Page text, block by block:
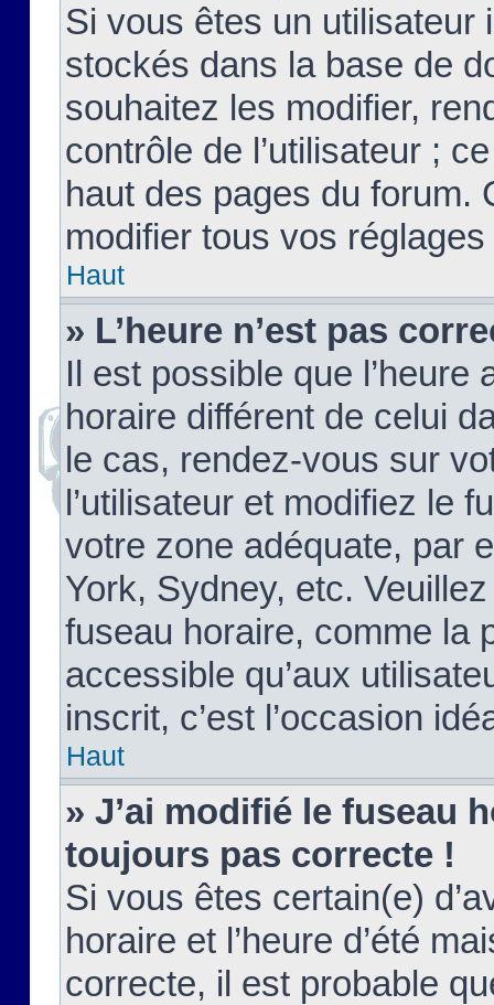
Si vous êtes un
stockés dans la base de
souhaitez les modifier,
contrôle de l’utilisateur ;
haut des pages du forum.
modifier tous vos
Haut
» L’heure n’est pas
Il est possible que
horaire différent de celui
le cas, rendez-vous sur
l’utilisateur et modifiez le
votre zone adéquate, par
York, Sydney, etc.
fuseau horaire, comme la
accessible qu’aux
inscrit, c’est l’occasion
Haut
» J’ai modifié le fuseau
toujours pas correcte !
Si vous êtes certain(e)
horaire et l’heure d’été
correcte, il est probable